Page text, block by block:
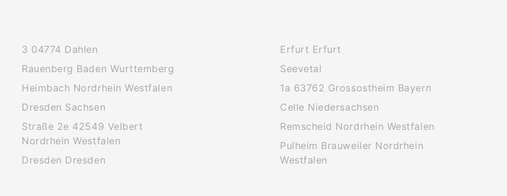
3 04774 Dahlen
Rauenberg Baden Wurttemberg
Heimbach Nordrhein Westfalen
Dresden Sachsen
Straße 2e 42549 Velbert
Nordrhein Westfalen
Dresden Dresden
Erfurt Erfurt
Seevetal
1a 63762 Grossostheim Bayern
Celle Niedersachsen
Remscheid Nordrhein Westfalen
Pulheim Brauweiler Nordrhein
Westfalen